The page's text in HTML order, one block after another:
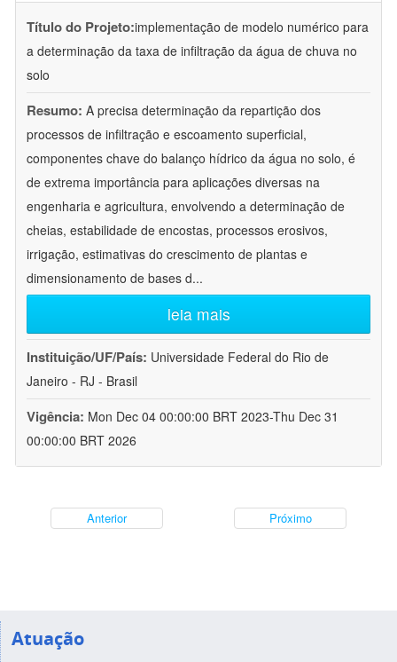
Título do Projeto:implementação de modelo numérico para
a determinação da taxa de infiltração da água de chuva no
solo
Resumo: A precisa determinação da repartição dos
processos de infiltração e escoamento superficial,
componentes chave do balanço hídrico da água no solo, é
de extrema importância para aplicações diversas na
engenharia e agricultura, envolvendo a determinação de
cheias, estabilidade de encostas, processos erosivos,
irrigação, estimativas do crescimento de plantas e
dimensionamento de bases d...
leia mais
Instituição/UF/País: Universidade Federal do Rio de
Janeiro - RJ - Brasil
Vigência: Mon Dec 04 00:00:00 BRT 2023-Thu Dec 31
00:00:00 BRT 2026
Anterior Próximo
Atuação